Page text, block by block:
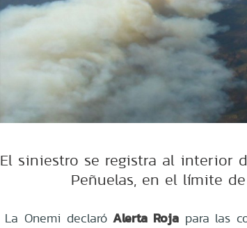
El siniestro se registra al interior
Peñuelas, en el límite
La Onemi declaróAlerta Rojapara las